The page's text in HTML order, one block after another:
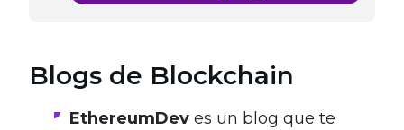
Blogs de Blockchain
EthereumDev es un blog que te